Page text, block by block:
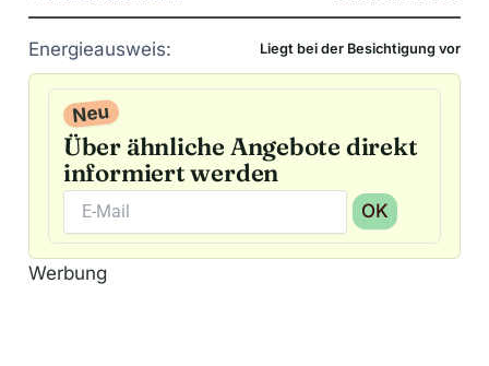
Energieausweis: Liegt bei der Besichtigung vor
Neu
Über ähnliche Angebote direkt
informiert werden
OK
A
l
Werbung